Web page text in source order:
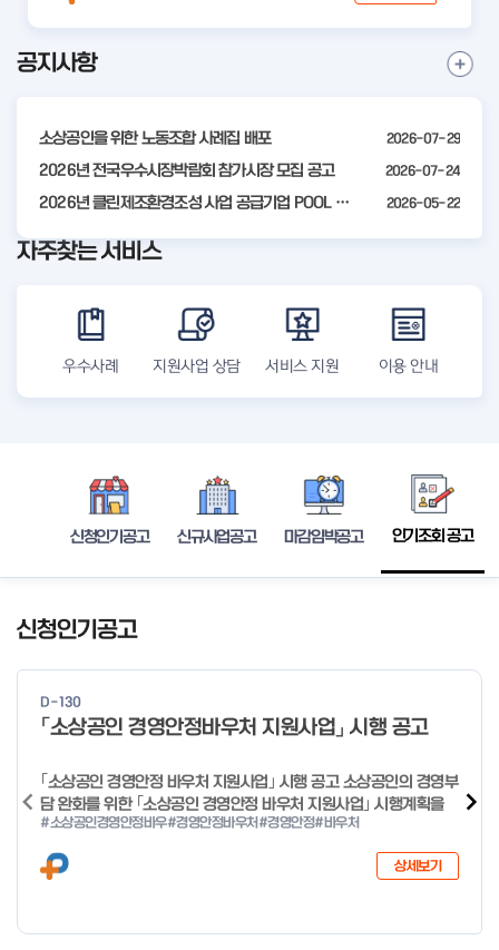
I
4
공지사항
소상공인을 위한 노동조합 사례집 배포 2026-07-29
2026년 전국우수시장박람회 참가시장 모집 공고 2026-07-24
2026년 클린제조환경조성 사업 공급기업 POOL 안내 2026-05-22
공
항
보
기
자주찾는 서비스
우수사례 지원사업 상담 서비스 지원 이용 안내
신청인기공고 신규사업공고 마감임박공고 인기조회 공고
신청인기공고
D-130
「소상공인 경영안정바우처 지원사업」 시행 공고
｢소상공인 경영안정 바우처 지원사업｣ 시행 공고 소상공인의 경영부
담 완화를 위한 ｢소상공인 경영안정 바우처 지원사업｣ 시행계획을
다음과 같이 공고합니다. 2026년 1월 28일 중소벤처기업부장관
#소상공인경영안정바우#경영안정바우처 #경영안정#바우처
상세보기